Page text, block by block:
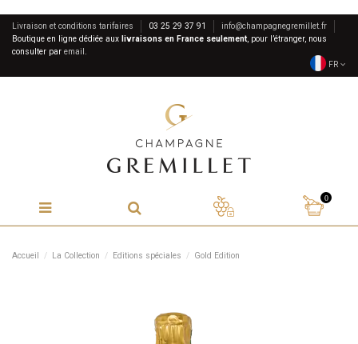
Livraison et conditions tarifaires 03 25 29 37 91
info@champagnegremillet.fr
Boutique en ligne dédiée aux livraisons en France seulement, pour l’étranger, nous
consulter par email.
FR
0
Accueil La Collection Editions spéciales Gold Edition